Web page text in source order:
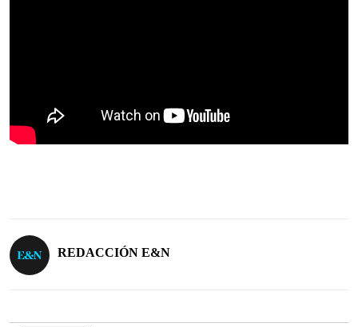
REDACCIÓN E&N